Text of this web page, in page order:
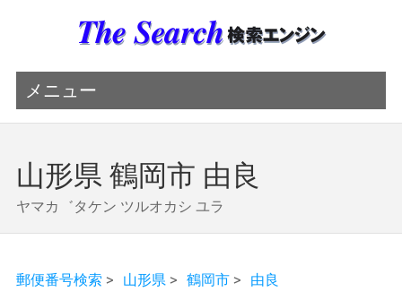
メニュー
山形県 鶴岡市 由良
ヤマカ゛タケン ツルオカシ ユラ
郵便番号検索 > 山形県 > 鶴岡市> 由良